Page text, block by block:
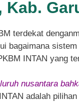
Kab.
terdekat
bagaimana
INTAN yang
nusantara
adalah